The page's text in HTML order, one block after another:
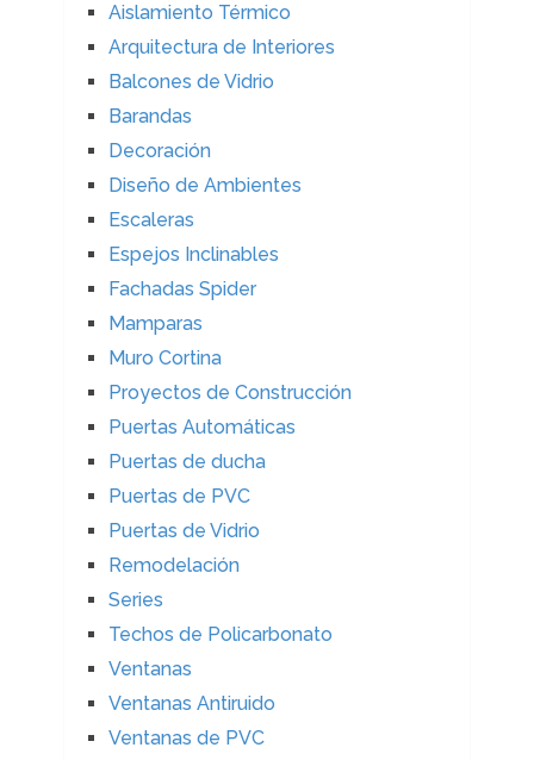
Aislamiento Térmico
Arquitectura de Interiores
Balcones de Vidrio
Barandas
Decoración
Diseño de Ambientes
Escaleras
Espejos Inclinables
Fachadas Spider
Mamparas
Muro Cortina
Proyectos de Construcción
Puertas Automáticas
Puertas de ducha
Puertas de PVC
Puertas de Vidrio
Remodelación
Series
Techos de Policarbonato
Ventanas
Ventanas Antiruido
Ventanas de PVC